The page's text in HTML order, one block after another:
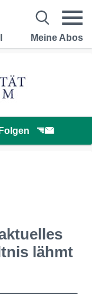
Meine Abos
Folgen
lähmt